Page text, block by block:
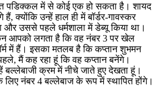
पडिक्कल में से कोई एक हो सकता है। शायद
क्योंकि उन्हें हाल ही में बॉर्डर-गावस्कर
और उससे पहले धर्मशाला में डेब्यू किया था।
आपको लगता है कि वह नंबर 3 पर खेल
में हैं। इसका मतलब है कि कप्तान शुभमन
मैं कह रहा हूं कि वह कप्तान बनेंगे।
बल्लेबाजी क्रम में नीचे जाते हुए देखता हूं।
लिए नंबर 4 बल्लेबाज के रूप में स्थापित होंगे।